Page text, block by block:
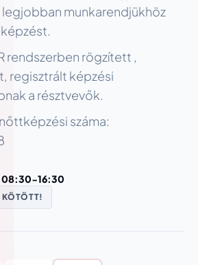
munkarendjükhöz
rendszerben rögzített ,
regisztrált képzési
a résztvevők.
száma:
08:30-16:30
KÖTÖTT!